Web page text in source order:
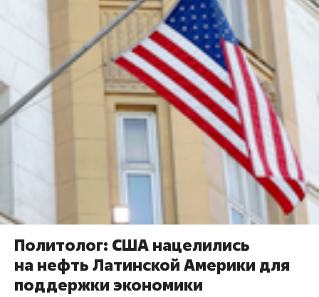
Политолог: США нацелились
на нефть Латинской Америки для
поддержки экономики